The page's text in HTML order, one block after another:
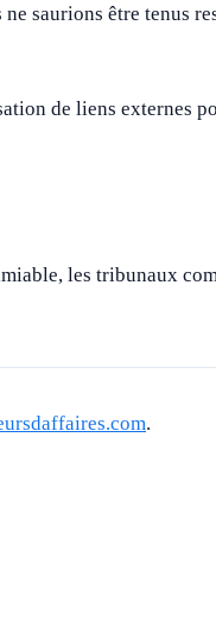
saurions être tenus
de liens externes
les tribunaux
.